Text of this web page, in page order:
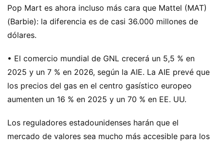
Pop Mart es ahora incluso más cara que Mattel (MAT)
(Barbie): la diferencia es de casi 36.000 millones de
dólares.
• El comercio mundial de GNL crecerá un 5,5 % en
2025 y un 7 % en 2026, según la AIE. La AIE prevé que
los precios del gas en el centro gasístico europeo
aumenten un 16 % en 2025 y un 70 % en EE. UU.
Los reguladores estadounidenses harán que el
mercado de valores sea mucho más accesible para los